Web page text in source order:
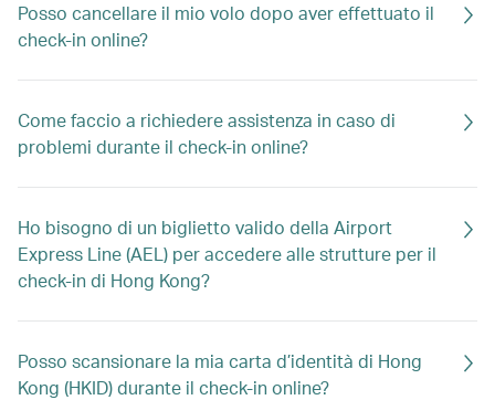
Posso cancellare il mio volo dopo aver effettuato il
check-in online?
Come faccio a richiedere assistenza in caso di
problemi durante il check-in online?
Ho bisogno di un biglietto valido della Airport
Express Line (AEL) per accedere alle strutture per il
check-in di Hong Kong?
Posso scansionare la mia carta d’identità di Hong
Kong (HKID) durante il check-in online?